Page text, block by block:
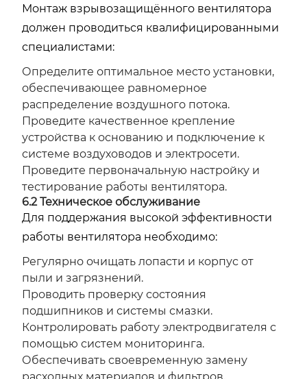
Монтаж взрывозащищённого вентилятора
должен проводиться квалифицированными
специалистами:
Определите оптимальное место установки,
обеспечивающее равномерное
распределение воздушного потока.
Проведите качественное крепление
устройства к основанию и подключение к
системе воздуховодов и электросети.
Проведите первоначальную настройку и
тестирование работы вентилятора.
6.2 Техническое обслуживание
Для поддержания высокой эффективности
работы вентилятора необходимо:
Регулярно очищать лопасти и корпус от
пыли и загрязнений.
Проводить проверку состояния
подшипников и системы смазки.
Контролировать работу электродвигателя с
помощью систем мониторинга.
Обеспечивать своевременную замену